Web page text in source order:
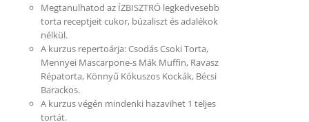
Megtanulhatod az ÍZBISZTRÓ legkedvesebb
torta receptjeit cukor, búzaliszt és adalékok
nélkül.
A kurzus repertoárja: Csodás Csoki Torta,
Mennyei Mascarpone-s Mák Muffin, Ravasz
Répatorta, Könnyű Kókuszos Kockák, Bécsi
Barackos.
A kurzus végén mindenki hazavihet 1 teljes
tortát.